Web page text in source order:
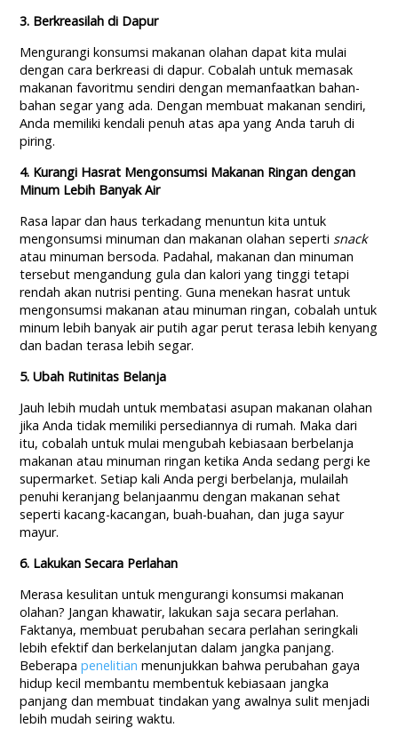
3. Berkreasilah di Dapur
Mengurangi konsumsi makanan olahan dapat kita mulai
dengan cara berkreasi di dapur. Cobalah untuk memasak
makanan favoritmu sendiri dengan memanfaatkan bahan-
bahan segar yang ada. Dengan membuat makanan sendiri,
Anda memiliki kendali penuh atas apa yang Anda taruh di
piring.
4. Kurangi Hasrat Mengonsumsi Makanan Ringan dengan
Minum Lebih Banyak Air
Rasa lapar dan haus terkadang menuntun kita untuk
mengonsumsi minuman dan makanan olahan seperti snack
atau minuman bersoda. Padahal, makanan dan minuman
tersebut mengandung gula dan kalori yang tinggi tetapi
rendah akan nutrisi penting. Guna menekan hasrat untuk
mengonsumsi makanan atau minuman ringan, cobalah untuk
minum lebih banyak air putih agar perut terasa lebih kenyang
dan badan terasa lebih segar.
5. Ubah Rutinitas Belanja
Jauh lebih mudah untuk membatasi asupan makanan olahan
jika Anda tidak memiliki persediannya di rumah. Maka dari
itu, cobalah untuk mulai mengubah kebiasaan berbelanja
makanan atau minuman ringan ketika Anda sedang pergi ke
supermarket. Setiap kali Anda pergi berbelanja, mulailah
penuhi keranjang belanjaanmu dengan makanan sehat
seperti kacang-kacangan, buah-buahan, dan juga sayur
mayur.
6. Lakukan Secara Perlahan
Merasa kesulitan untuk mengurangi konsumsi makanan
olahan? Jangan khawatir, lakukan saja secara perlahan.
Faktanya, membuat perubahan secara perlahan seringkali
lebih efektif dan berkelanjutan dalam jangka panjang.
Beberapapenelitian menunjukkan bahwa perubahan gaya
hidup kecil membantu membentuk kebiasaan jangka
panjang dan membuat tindakan yang awalnya sulit menjadi
lebih mudah seiring waktu.